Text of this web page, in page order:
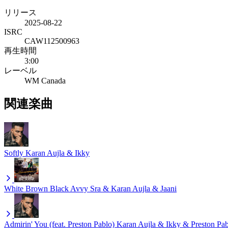
リリース
2025-08-22
ISRC
CAW112500963
再生時間
3:00
レーベル
WM Canada
関連楽曲
Softly Karan Aujla & Ikky
White Brown Black Avvy Sra & Karan Aujla & Jaani
Admirin' You (feat. Preston Pablo) Karan Aujla & Ikky & Preston